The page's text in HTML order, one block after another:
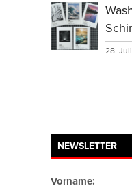
28.
NEWSLETTER
Vorname: